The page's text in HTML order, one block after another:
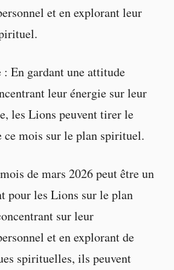
et en explorant leur
En gardant une attitude
leur énergie sur leur
les Lions peuvent tirer le
mois sur le plan spirituel.
de mars 2026 peut être un
pour les Lions sur le plan
sur leur
et en explorant de
spirituelles, ils peuvent